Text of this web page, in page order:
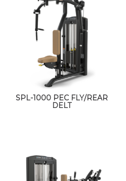
SPL-1000 PEC FLY/REAR
DELT